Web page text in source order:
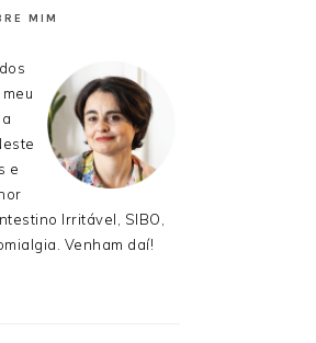
MIM
e
Irritável, SIBO,
Venham daí!